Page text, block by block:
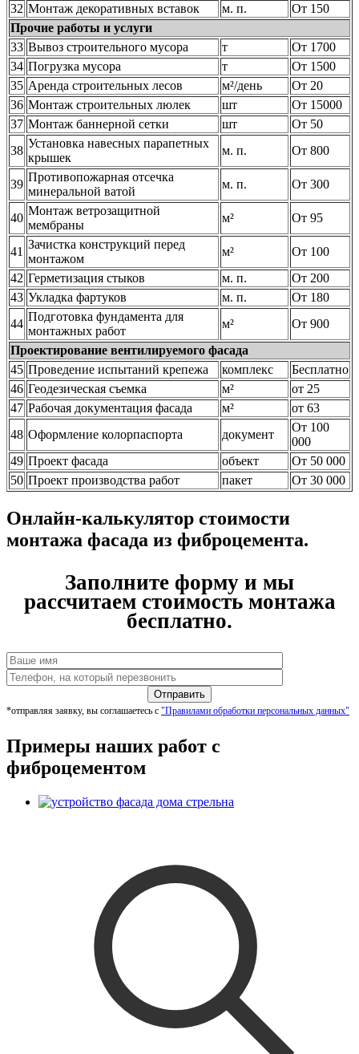
32 Монтаж декоративных вставок м. п.
От 150
Прочие работы и услуги
33 Вывоз строительного мусора т
От 1700
34 Погрузка мусора т
От 1500
35 Аренда строительных лесов м²/день
От 20
36 Монтаж строительных люлек шт
От 15000
37 Монтаж баннерной сетки шт
От 50
38
Установка навесных парапетных
крышек
м. п. От 800
39
Противопожарная отсечка
минеральной ватой
м. п. От 300
40
Монтаж ветрозащитной
мембраны
м² От 95
41
Зачистка конструкций перед
монтажом
м²
От 100
42 Герметизация стыков м. п.
От 200
43 Укладка фартуков м. п.
От 180
44
Подготовка фундамента для
монтажных работ
м²
От 900
Проектирование вентилируемого фасада
45 Проведение испытаний крепежа комплекс
Бесплатно
46 Геодезическая съемка м²
от 25
47 Рабочая документация фасада м²
от 63
48 Оформление колорпаспорта документ
От 100
000
49 Проект фасада объект
От 50 000
50 Проект производства работ пакет От 30 000
Онлайн-калькулятор стоимости
монтажа фасада из фиброцемента.
Заполните форму и мы
рассчитаем стоимость монтажа
бесплатно.
*отправляя заявку, вы соглашаетесь с "Правилами обработки персональных данных"
Примеры наших работ с
фиброцементом